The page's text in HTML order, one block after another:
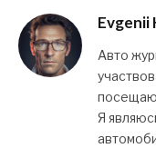
Evgenii
Авто
посещаю
Я